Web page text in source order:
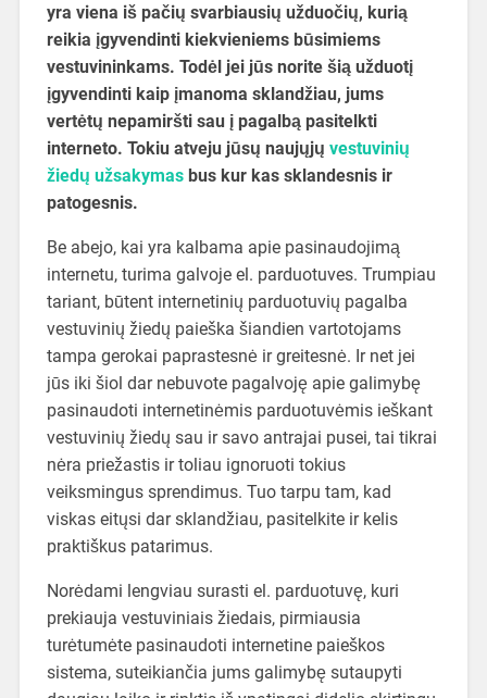
yra viena iš pačių svarbiausių užduočių, kurią
reikia įgyvendinti kiekvieniems būsimiems
vestuvininkams. Todėl jei jūs norite šią užduotį
įgyvendinti kaip įmanoma sklandžiau, jums
vertėtų nepamiršti sau į pagalbą pasitelkti
interneto. Tokiu atveju jūsų naujųjų vestuvinių
žiedų užsakymasbus kur kas sklandesnis ir
patogesnis.
Be abejo, kai yra kalbama apie pasinaudojimą
internetu, turima galvoje el. parduotuves. Trumpiau
tariant, būtent internetinių parduotuvių pagalba
vestuvinių žiedų paieška šiandien vartotojams
tampa gerokai paprastesnė ir greitesnė. Ir net jei
jūs iki šiol dar nebuvote pagalvoję apie galimybę
pasinaudoti internetinėmis parduotuvėmis ieškant
vestuvinių žiedų sau ir savo antrajai pusei, tai tikrai
nėra priežastis ir toliau ignoruoti tokius
veiksmingus sprendimus. Tuo tarpu tam, kad
viskas eitųsi dar sklandžiau, pasitelkite ir kelis
praktiškus patarimus.
Norėdami lengviau surasti el. parduotuvę, kuri
prekiauja vestuviniais žiedais, pirmiausia
turėtumėte pasinaudoti internetine paieškos
sistema, suteikiančia jums galimybę sutaupyti